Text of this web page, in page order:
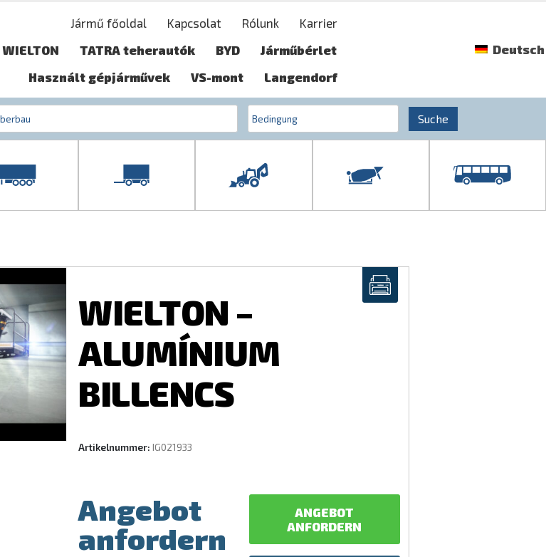
Jármű főoldal Kapcsolat Rólunk
Karrier
WIELTON TATRA teherautók BYD
Járműbérlet
Használt gépjárművek
VS-mont Langendorf
Deutsch
Suche
WIELTON –
ALUMÍNIUM
BILLENCS
Artikelnummer: IG021933
Angebot
anfordern
ANGEBOT
ANFORDERN